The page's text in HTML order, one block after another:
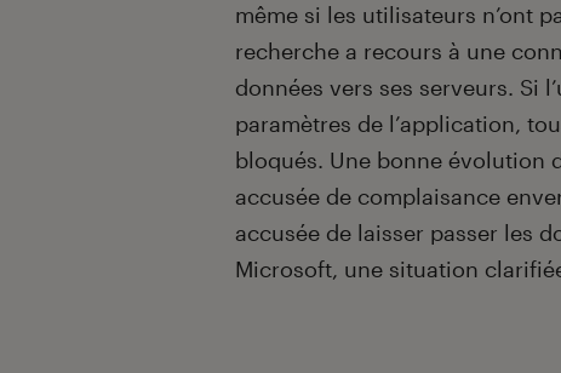
même si les utilisateurs n’ont
recherche a recours à une
données vers ses serveurs. Si
paramètres de l’application,
bloqués. Une bonne évolution
accusée de complaisance
accusée de laisser passer les
Microsoft, une situation